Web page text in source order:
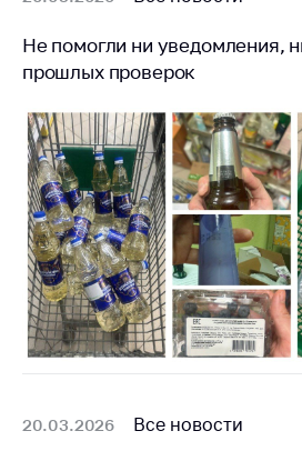
Сообщить о росте
цен
Ценообразование
на лекарственные
средства, изделия
медицинского
назначения и
медицинскую
технику
Решение Комиссии
по установлению
факта нарушения
антимонопольного
законодательства
Не помогли ни уведомления,
прошлых проверок
20.03.2026 Все новости